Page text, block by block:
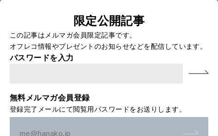
FOOD
FORTUNE
【
星
座
HOME>FORTUNE > 【12星座別】Monthly Love Horoscopes
October 2025
限定公開記事
この記事はメルマガ会員限定記事です。
オフレコ情報やプレゼントのお知らせなどを配信しています。
パスワードを入力
無料メルマガ会員登録
登録完了メールにて閲覧用パスワードをお送りします。